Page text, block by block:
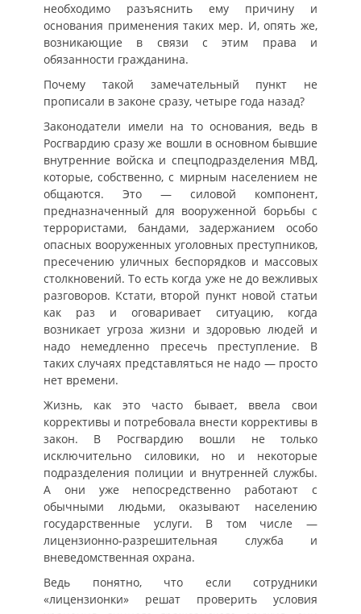
необходимо разъяснить ему причину и
основания применения таких мер. И, опять же,
возникающие в связи с этим права и
обязанности гражданина.
Почему такой замечательный пункт не
прописали в законе сразу, четыре года назад?
Законодатели имели на то основания, ведь в
Росгвардию сразу же вошли в основном бывшие
внутренние войска и спецподразделения МВД,
которые, собственно, с мирным населением не
общаются. Это — силовой компонент,
предназначенный для вооруженной борьбы с
террористами, бандами, задержанием особо
опасных вооруженных уголовных преступников,
пресечению уличных беспорядков и массовых
столкновений. То есть когда уже не до вежливых
разговоров. Кстати, второй пункт новой статьи
как раз и оговаривает ситуацию, когда
возникает угроза жизни и здоровью людей и
надо немедленно пресечь преступление. В
таких случаях представляться не надо — просто
нет времени.
Жизнь, как это часто бывает, ввела свои
коррективы и потребовала внести коррективы в
закон. В Росгвардию вошли не только
исключительно силовики, но и некоторые
подразделения полиции и внутренней службы.
А они уже непосредственно работают с
обычными людьми, оказывают населению
государственные услуги. В том числе —
лицензионно-разрешительная служба и
вневедомственная охрана.
Ведь понятно, что если сотрудники
«лицензионки» решат проверить условия